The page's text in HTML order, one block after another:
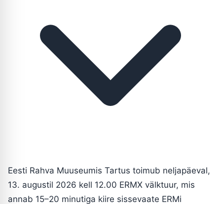
Eesti Rahva Muuseumis Tartus toimub neljapäeval,
13. augustil 2026 kell 12.00 ERMX välktuur, mis
annab 15–20 minutiga kiire sissevaate ERMi